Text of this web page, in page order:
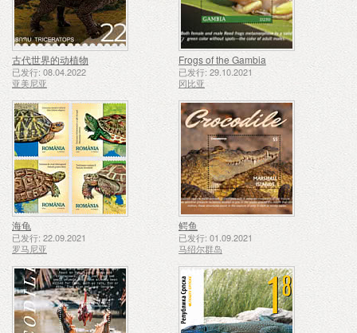
古代世界的动植物
已发行: 08.04.2022
亚美尼亚
Frogs of the Gambia
已发行: 29.10.2021
冈比亚
海龟
已发行: 22.09.2021
罗马尼亚
鳄鱼
已发行: 01.09.2021
马绍尔群岛